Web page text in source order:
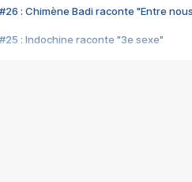
#26 : Chimène Badi raconte "Entre
#25 : Indochine raconte "3e sexe"